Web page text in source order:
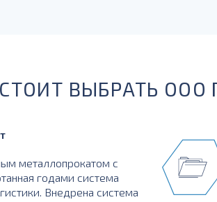
ВЫБРАТЬ ООО
металлопрокатом с
годами система
Внедрена система